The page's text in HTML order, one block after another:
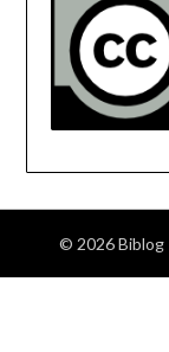
© 2026 Biblog